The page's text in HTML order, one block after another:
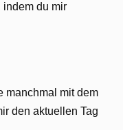
indem du mir
manchmal mit dem
den aktuellen Tag